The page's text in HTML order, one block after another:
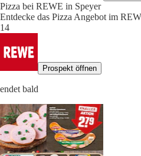
Pizza bei REWE in Speyer
Entdecke das Pizza Angebot im
14
Prospekt öffnen
endet bald